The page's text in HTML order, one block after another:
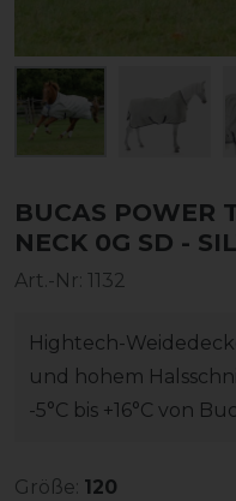
BUCAS POWER
NECK 0G SD -
Art.-Nr: 1132
Hightech-
und hohem
-5°C bis +16°C von
Größe: 120